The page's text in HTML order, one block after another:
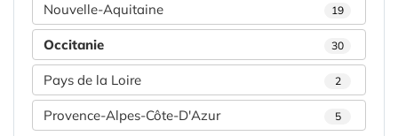
Nouvelle-Aquitaine 19
Occitanie 30
Pays de la Loire 2
Provence-Alpes-Côte-D'Azur 5